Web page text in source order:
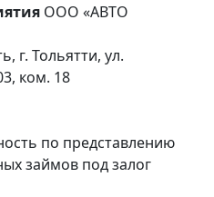
ООО «АВТО
г. Тольятти, ул.
ком. 18
по представлению
займов под залог